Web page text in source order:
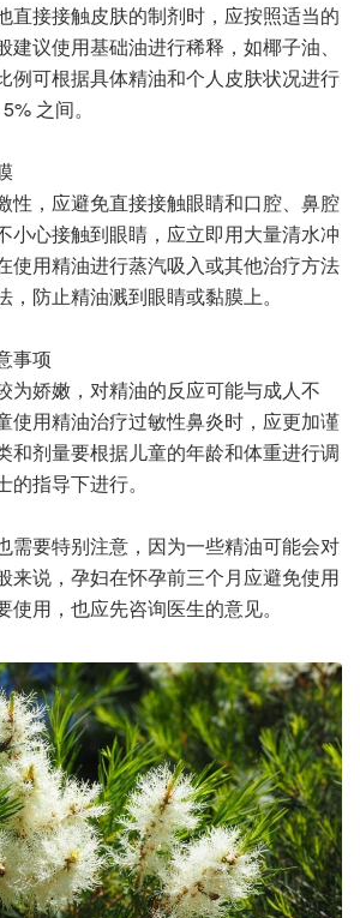
直接接触皮肤的制剂时，应按照适当的
建议使用基础油进行稀释，如椰子油、
例可根据具体精油和个人皮肤状况进行
之间。
性，应避免直接接触眼睛和口腔、鼻腔
小心接触到眼睛，应立即用大量清水冲
使用精油进行蒸汽吸入或其他治疗方法
，防止精油溅到眼睛或黏膜上。
事项
为娇嫩，对精油的反应可能与成人不
使用精油治疗过敏性鼻炎时，应更加谨
和剂量要根据儿童的年龄和体重进行调
指导下进行。
需要特别注意，因为一些精油可能会对
来说，孕妇在怀孕前三个月应避免使用
用，也应先咨询医生的意见。